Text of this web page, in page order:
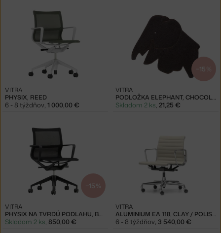
PHYSIX, REED
VITRA
6 - 8 týždňov, 1 000,00 €
−15 %
PODLOŽKA ELEPHANT, CHOCOLATE
VITRA
Skladom 2 ks, 21,25 €
−15 %
PHYSIX NA TVRDÚ PODLAHU, BLACK
VITRA
Skladom 2 ks, 850,00 €
ALUMINIUM EA 118, CLAY / POLISHED
VITRA
6 - 8 týždňov, 3 540,00 €